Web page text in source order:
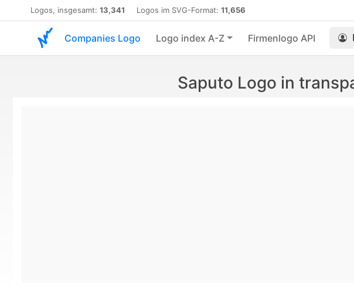
Logos, insgesamt: 13,341 Logos im SVG-Format: 11,656
Companies Logo Logo index A-Z Firmenlogo API
Saputo Logo in